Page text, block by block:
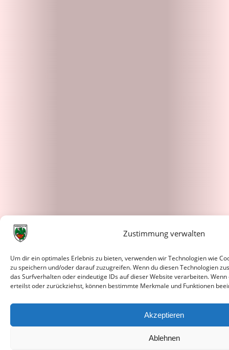
Zustimmung verwalten
Um dir ein optimales Erlebnis zu bieten, verwenden wir Technologien wie
zu speichern und/oder darauf zuzugreifen. Wenn du diesen Technologien
das Surfverhalten oder eindeutige IDs auf dieser Website verarbeiten.
erteilst oder zurückziehst, können bestimmte Merkmale und Funktionen
Akzeptieren
Ablehnen